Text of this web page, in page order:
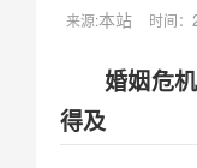
来源:本站 时间：
婚姻危
得及